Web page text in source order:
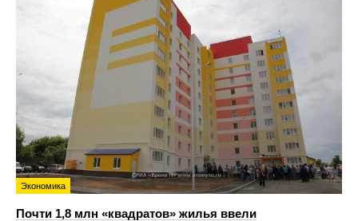
Экономика
Почти 1,8 млн «квадратов» жилья ввели